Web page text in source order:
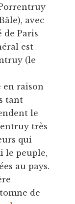
avec
de Paris
est
(le
en raison
tant
le
très
qui
le peuple,
au pays.
de